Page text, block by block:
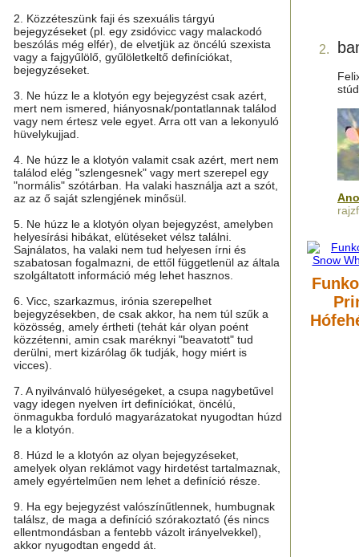
2. Közzéteszünk faji és szexuális tárgyú
bejegyzéseket (pl. egy zsidóvicc vagy malackodó
beszólás még elfér), de elvetjük az öncélú szexista
vagy a fajgyűlölő, gyűlöletkeltő definíciókat,
bejegyzéseket.
3. Ne húzz le a klotyón egy bejegyzést csak azért,
mert nem ismered, hiányosnak/pontatlannak találod
vagy nem értesz vele egyet. Arra ott van a lekonyuló
hüvelykujjad.
4. Ne húzz le a klotyón valamit csak azért, mert nem
találod elég "szlengesnek" vagy mert szerepel egy
"normális" szótárban. Ha valaki használja azt a szót,
az az ő saját szlengjének minősül.
5. Ne húzz le a klotyón olyan bejegyzést, amelyben
helyesírási hibákat, elütéseket vélsz találni.
Sajnálatos, ha valaki nem tud helyesen írni és
szabatosan fogalmazni, de ettől függetlenül az általa
szolgáltatott információ még lehet hasznos.
6. Vicc, szarkazmus, irónia szerepelhet
bejegyzésekben, de csak akkor, ha nem túl szűk a
közösség, amely értheti (tehát kár olyan poént
közzétenni, amin csak maréknyi "beavatott" tud
derülni, mert kizárólag ők tudják, hogy miért is
vicces).
7. A nyilvánvaló hülyeségeket, a csupa nagybetűvel
vagy idegen nyelven írt definíciókat, öncélú,
önmagukba forduló magyarázatokat nyugodtan húzd
le a klotyón.
8. Húzd le a klotyón az olyan bejegyzéseket,
amelyek olyan reklámot vagy hirdetést tartalmaznak,
amely egyértelműen nem lehet a definíció része.
9. Ha egy bejegyzést valószínűtlennek, humbugnak
találsz, de maga a definíció szórakoztató (és nincs
ellentmondásban a fentebb vázolt irányelvekkel),
akkor nyugodtan engedd át.
2.